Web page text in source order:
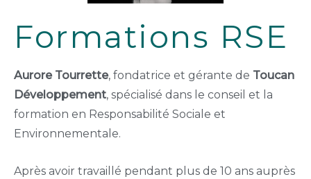
Formations RSE
Aurore Tourrette, fondatrice et gérante de Toucan
Développement, spécialisé dans le conseil et la
formation en Responsabilité Sociale et
Environnementale.
Après avoir travaillé pendant plus de 10 ans auprès